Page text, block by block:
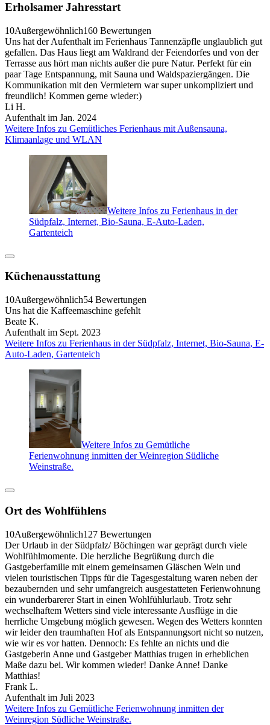
Erholsamer Jahresstart
10Außergewöhnlich160 Bewertungen
Uns hat der Aufenthalt im Ferienhaus Tannenzäpfle unglaublich gut
gefallen. Das Haus liegt am Waldrand der Feiendorfes und von der
Terrasse aus hört man nichts außer die pure Natur. Perfekt für ein
paar Tage Entspannung, mit Sauna und Waldspaziergängen. Die
Kommunikation mit den Vermietern war super unkompliziert und
freundlich! Kommen gerne wieder:)
Li H.
Aufenthalt im Jan. 2024
Weitere Infos zu Gemütliches Ferienhaus mit Außensauna,
Klimaanlage und WLAN
Weitere Infos zu Ferienhaus in der
Südpfalz, Internet, Bio-Sauna, E-Auto-Laden,
Gartenteich
Küchenausstattung
10Außergewöhnlich54 Bewertungen
Uns hat die Kaffeemaschine gefehlt
Beate K.
Aufenthalt im Sept. 2023
Weitere Infos zu Ferienhaus in der Südpfalz, Internet, Bio-Sauna, E-
Auto-Laden, Gartenteich
Weitere Infos zu Gemütliche
Ferienwohnung inmitten der Weinregion Südliche
Weinstraße.
Ort des Wohlfühlens
10Außergewöhnlich127 Bewertungen
Der Urlaub in der Südpfalz/ Böchingen war geprägt durch viele
Wohlfühlmomente. Die herzliche Begrüßung durch die
Gastgeberfamilie mit einem gemeinsamen Gläschen Wein und
vielen touristischen Tipps für die Tagesgestaltung waren neben der
bezaubernden und sehr umfangreich ausgestatteten Ferienwohnung
ein wunderbarerer Start in einen Wohlfühlurlaub. Trotz sehr
wechselhaftem Wetters sind viele interessante Ausflüge in die
herrliche Umgebung möglich gewesen. Wegen des Wetters konnten
wir leider den traumhaften Hof als Entspannungsort nicht so nutzen,
wie wir es vor hatten. Dennoch: Es fehlte an nichts und die
Gastgeberin Anne und Gastgeber Matthias trugen in erheblichen
Maße dazu bei. Wir kommen wieder! Danke Anne! Danke
Matthias!
Frank L.
Aufenthalt im Juli 2023
Weitere Infos zu Gemütliche Ferienwohnung inmitten der
Weinregion Südliche Weinstraße.